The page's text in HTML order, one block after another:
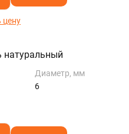
цену
натуральный
Диаметр, мм
6